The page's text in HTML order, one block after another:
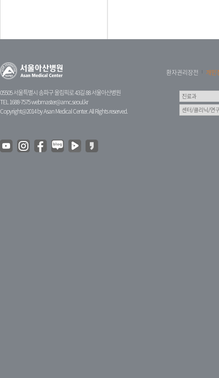
05505 서울특별시 송파구 올림픽로 43길 88 서울아산병원
TEL 1688-7575webmaster@amc.seoul.kr
Copyright@2014 by Asan Medical Center. All Rights reserved.
환자권리장전 개인